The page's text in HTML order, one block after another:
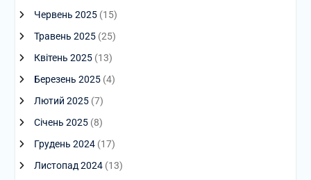
Червень 2025(15)
Травень 2025(25)
Квітень 2025(13)
Березень 2025(4)
Лютий 2025(7)
Січень 2025(8)
Грудень 2024(17)
Листопад 2024(13)